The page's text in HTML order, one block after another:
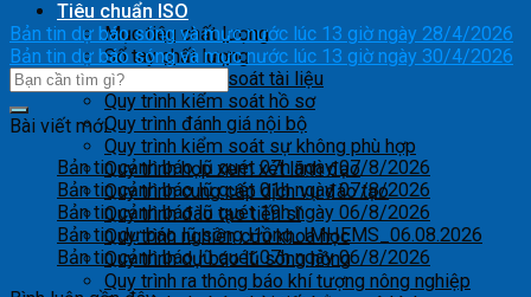
Tiêu chuẩn ISO
Mục tiêu chất lượng
Sổ tay chất lượng
Quy trình kiểm soát tài liệu
Quy trình kiểm soát hồ sơ
Quy trình đánh giá nội bộ
Quy trình kiểm soát sự không phù hợp
Quy trình họp xem xét lãnh đạo
Quy trình cung cấp dịch vụ đào tạo
Quy trình đào tạo tiến sĩ
Quy trình nghiên cứu khoa học
Quy trình dự báo lũ sông hồng
Quy trình ra thông báo khí tượng nông nghiệp
Bản tin dự báo sóng và mực nước lúc 13 giờ ngày 28/4/2026
Bản tin dự báo sóng và mực nước lúc 13 giờ ngày 30/4/2026
Bài viết mới
Bản tin cảnh báo lũ quét 07h ngày 07/8/2026
Bản tin cảnh báo lũ quét 01h ngày 07/8/2026
Bản tin cảnh báo lũ quét 19h ngày 06/8/2026
Bản tin dự báo lũ sông Hồng_IMHEMS_06.08.2026
Bản tin cảnh báo lũ quét 07h ngày 06/8/2026